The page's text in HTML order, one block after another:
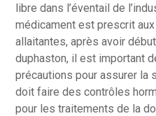
libre dans l’éventail de
médicament est prescrit
allaitantes, après avoir
duphaston, il est important
précautions pour assurer la
doit faire des contrôles
pour les traitements de la